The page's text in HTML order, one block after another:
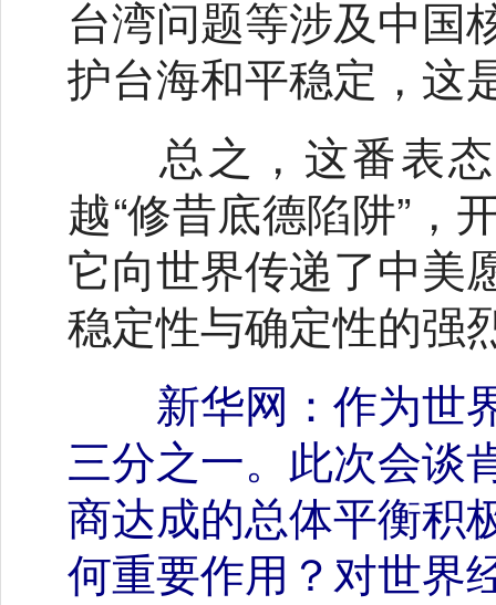
台湾问题等涉及中国
护台海和平稳定，这
总之，这番表态
越“修昔底德陷阱”，
它向世界传递了中美
稳定性与确定性的强
新华网：作为世
三分之一。此次会谈
商达成的总体平衡积
何重要作用？对世界